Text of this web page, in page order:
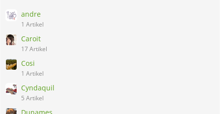
andre
1 Artikel
Caroit
17 Artikel
Cosi
1 Artikel
Cyndaquil
5 Artikel